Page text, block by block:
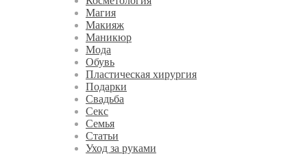
Магия
Макияж
Маникюр
Мода
Обувь
Пластическая хирургия
Подарки
Свадьба
Секс
Семья
Статьи
Уход за руками